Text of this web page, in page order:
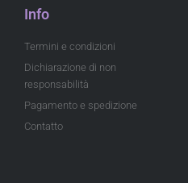
Info
Termini e condizioni
Dichiarazione di non
responsabilità
Pagamento e spedizione
Contatto